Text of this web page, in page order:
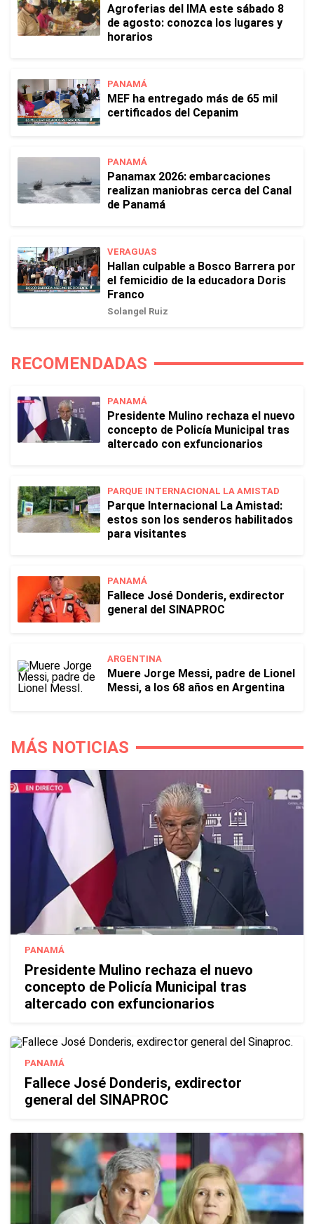
Agroferias del IMA este sábado 8
de agosto: conozca los lugares y
horarios
PANAMÁ
MEF ha entregado más de 65 mil
certificados del Cepanim
PANAMÁ
Panamax 2026: embarcaciones
realizan maniobras cerca del Canal
de Panamá
VERAGUAS
Hallan culpable a Bosco Barrera por
el femicidio de la educadora Doris
Franco
Solangel Ruiz
RECOMENDADAS
PANAMÁ
Presidente Mulino rechaza el nuevo
concepto de Policía Municipal tras
altercado con exfuncionarios
PARQUE INTERNACIONAL LA AMISTAD
Parque Internacional La Amistad:
estos son los senderos habilitados
para visitantes
PANAMÁ
Fallece José Donderis, exdirector
general del SINAPROC
ARGENTINA
Muere Jorge Messi, padre de Lionel
Messi, a los 68 años en Argentina
MÁS NOTICIAS
PANAMÁ
Presidente Mulino rechaza el nuevo
concepto de Policía Municipal tras
altercado con exfuncionarios
PANAMÁ
Fallece José Donderis, exdirector
general del SINAPROC